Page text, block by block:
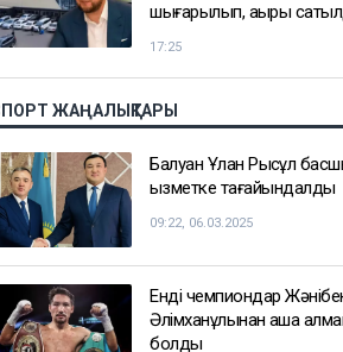
шығарылып, ақыры
17:25
ЖАҢАЛЫҚТАРЫ
Балуан Ұлан Рысқұл
қызметке тағайындалды
09:22, 06.03.2025
Енді чемпиондар
Әлімханұлынан қаша
болды